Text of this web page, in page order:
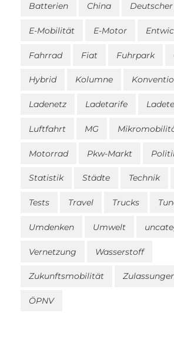
Batterien China
E-Mobilität E-Motor
Fahrrad Fiat Fuhrpark
Hybrid Kolumne
Ladenetz Ladetarife
Luftfahrt MG
Motorrad Pkw-Markt
Statistik Städte Technik
Tests Travel Trucks
Umdenken Umwelt
Vernetzung Wasserstoff
Zukunftsmobilität
ÖPNV